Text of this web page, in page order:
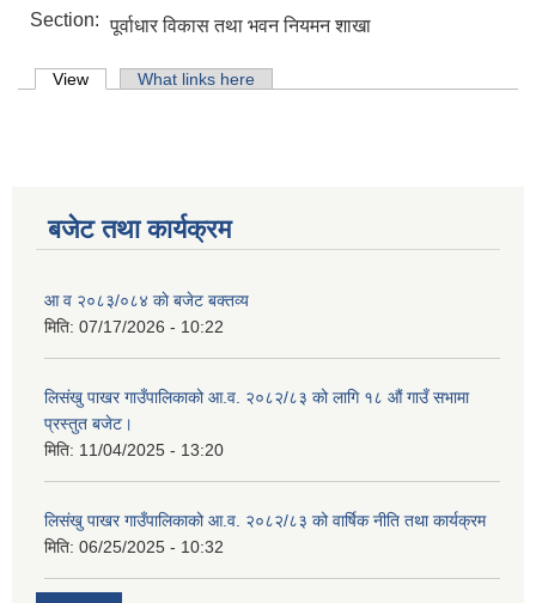
Section: पूर्वाधार विकास तथा भवन नियमन शाखा
Primary tabs
View (active tab)What links here
बजेट तथा कार्यक्रम
आ व २०८३/०८४ काे बजेट बक्तव्य
मिति: 07/17/2026 - 10:22
लिसंखु पाखर गाउँपालिकाको आ.व. २०८२/८३ को लागि १८ औं गाउँ सभामा
प्रस्तुत बजेट।
मिति: 11/04/2025 - 13:20
लिसंखु पाखर गाउँपालिकाको आ.व. २०८२/८३ को वार्षिक नीति तथा कार्यक्रम
मिति: 06/25/2025 - 10:32